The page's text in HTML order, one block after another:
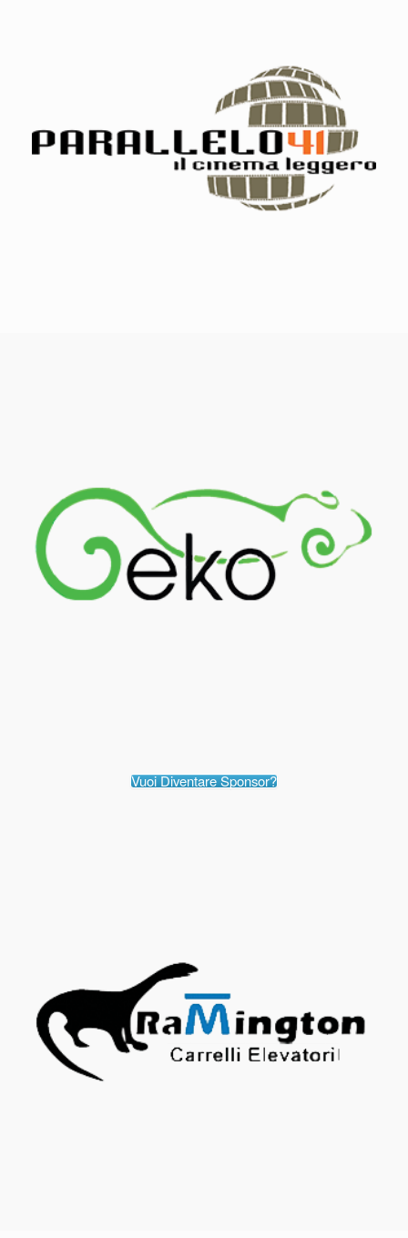
Vuoi Diventare Sponsor?